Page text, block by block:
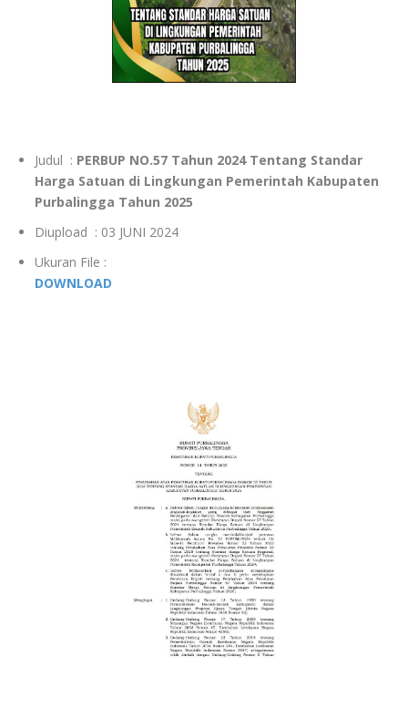
Judul : PERBUP NO.57 Tahun 2024 Tentang Standar
Harga Satuan di Lingkungan Pemerintah Kabupaten
Purbalingga Tahun 2025
Diupload : 03 JUNI 2024
Ukuran File :
DOWNLOAD